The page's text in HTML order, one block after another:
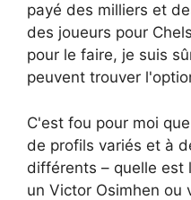
payé des milliers et
des joueurs pour
pour le faire, je suis
peuvent trouver
C'est fou pour moi
de profils variés et à
différents – quelle est
un Victor Osimhen ou